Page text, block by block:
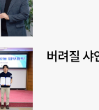
버려질 샤